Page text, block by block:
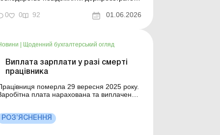
разі смерті голови або членів цього
господарства. Починаючи з 2021 року
кінцевих бенеф...
0 0 92 01.06.2026
| Щоденний бухгалтерський огляд
Виплата зарплати у разі смерті
працівника
померла 29 вересня 2025 року.
плата нарахована та виплачена
про смерть в жовтні 2025 року.
Більше за темою: Припинення трудового
РОЗ’ЯСНЕННЯ